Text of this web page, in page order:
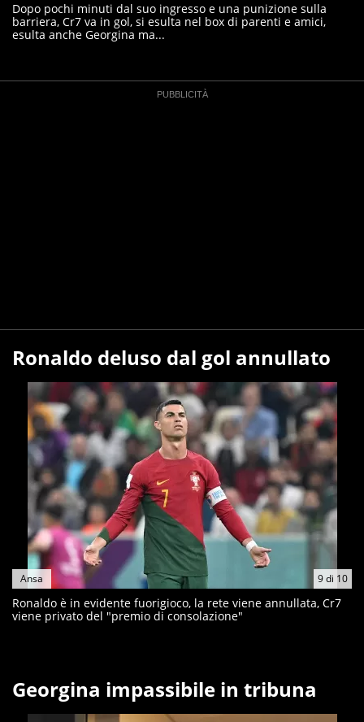
Dopo pochi minuti dal suo ingresso e una punizione sulla
barriera, Cr7 va in gol, si esulta nel box di parenti e amici,
esulta anche Georgina ma...
Ronaldo deluso dal gol annullato
9di 10
Ansa
Ronaldo è in evidente fuorigioco, la rete viene annullata, Cr7
viene privato del "premio di consolazione"
Georgina impassibile in tribuna